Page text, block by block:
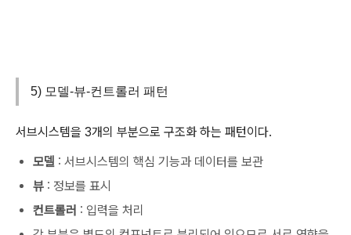
5) 모델-뷰-컨트롤러 패턴
서브시스템을 3개의 부분으로 구조화 하는 패턴이다.
모델 : 서브시스템의 핵심 기능과 데이터를 보관
뷰 : 정보를 표시
컨트롤러 : 입력을 처리